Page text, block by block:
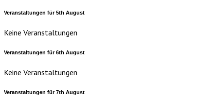
Veranstaltungen für5th August
Keine Veranstaltungen
Veranstaltungen für6th August
Keine Veranstaltungen
Veranstaltungen für7th August